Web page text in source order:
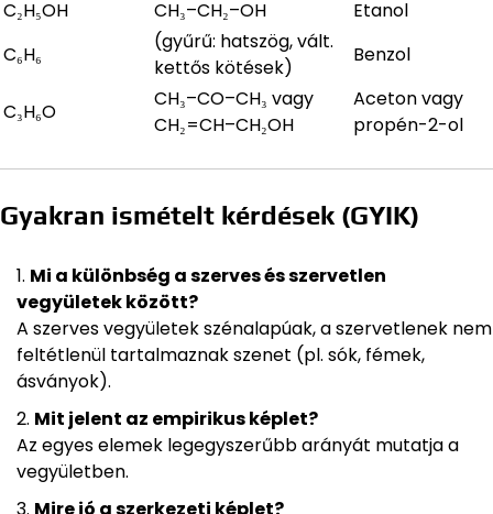
C₂H₅OH CH₃–CH₂–OH
Etanol
C₆H₆
(gyűrű: hatszög, vált.
kettős kötések)
Benzol
C₃H₆O
CH₃–CO–CH₃ vagy
CH₂=CH–CH₂OH
Aceton vagy
propén-2-ol
Gyakran ismételt kérdések (GYIK)
Mi a különbség a szerves és szervetlen
vegyületek között?
A szerves vegyületek szénalapúak, a szervetlenek nem
feltétlenül tartalmaznak szenet (pl. sók, fémek,
ásványok).
Mit jelent az empirikus képlet?
Az egyes elemek legegyszerűbb arányát mutatja a
vegyületben.
Mire jó a szerkezeti képlet?